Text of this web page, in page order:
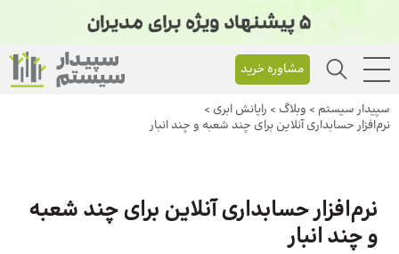
مشاوره خرید
سپیدار سیستم > وبلاگ > رایانش ابری >
نرم‌افزار حسابداری آنلاین برای چند شعبه و چند انبار
نرم‌افزار حسابداری آنلاین برای چند شعبه
و چند انبار